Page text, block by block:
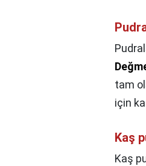
tam
için
Kaş
Kaş